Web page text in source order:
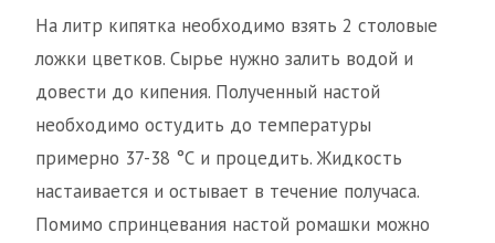
На литр кипятка необходимо взять 2 столовые
ложки цветков. Сырье нужно залить водой и
довести до кипения. Полученный настой
необходимо остудить до температуры
примерно 37-38 °С и процедить. Жидкость
настаивается и остывает в течение получаса.
Помимо спринцевания настой ромашки можно